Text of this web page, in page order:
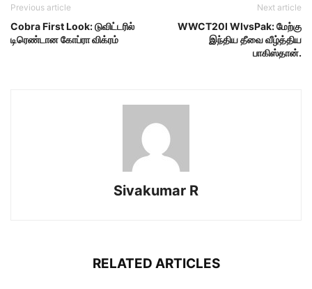
Previous article
Cobra First Look: டுவிட்டரில்
டிரெண்டான கோப்ரா விக்ரம்
Next article
WWCT20I WIvsPak: மேற்கு
இந்திய தீவை வீழ்த்திய
பாகிஸ்தான்.
Sivakumar R
RELATED ARTICLES